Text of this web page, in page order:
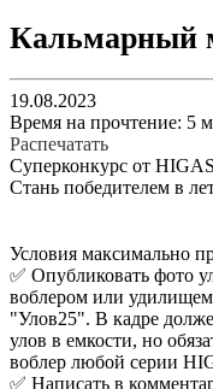
Кальмарный
19.08.2023
Время на прочтение: 5
Распечатать
Суперконкурс от
Стань победителем в
Условия максимально
✅ Опубликовать фото
воблером или
"Улов25". В кадре
улов в емкости, но
воблер любой серии
✅ Написать в